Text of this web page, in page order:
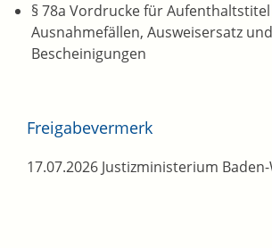
§ 78a Vordrucke für
Ausnahmefällen, Ausweisersatz und
Bescheinigungen
Freigabevermerk
17.07.2026 Justizministerium